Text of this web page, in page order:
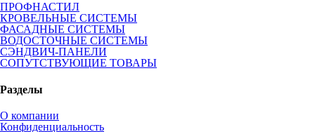
ПРОФНАСТИЛ
КРОВЕЛЬНЫЕ СИСТЕМЫ
ФАСАДНЫЕ СИСТЕМЫ
ВОДОСТОЧНЫЕ СИСТЕМЫ
СЭНДВИЧ-ПАНЕЛИ
СОПУТСТВУЮЩИЕ ТОВАРЫ
Разделы
О компании
Конфиденциальность